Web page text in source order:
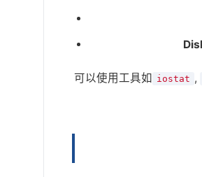
可以使用工具如 iostat ,